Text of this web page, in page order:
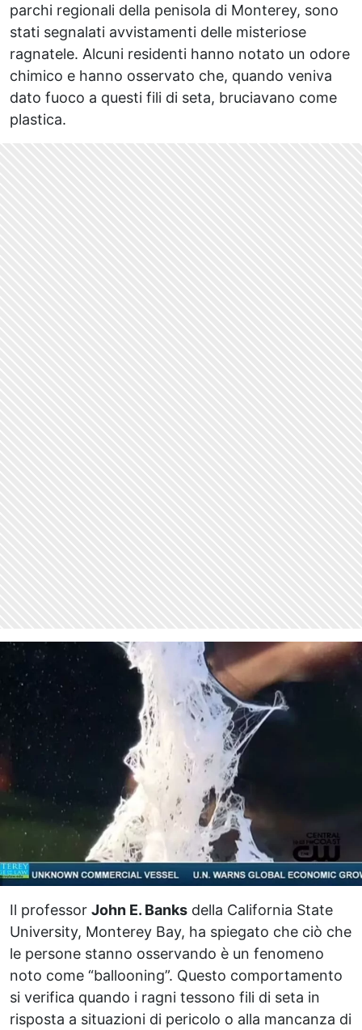
parchi regionali della penisola di Monterey, sono
stati segnalati avvistamenti delle misteriose
ragnatele. Alcuni residenti hanno notato un odore
chimico e hanno osservato che, quando veniva
dato fuoco a questi fili di seta, bruciavano come
plastica.
Il professor John E. Banks della California State
University, Monterey Bay, ha spiegato che ciò che
le persone stanno osservando è un fenomeno
noto come “ballooning”. Questo comportamento
si verifica quando i ragni tessono fili di seta in
risposta a situazioni di pericolo o alla mancanza di